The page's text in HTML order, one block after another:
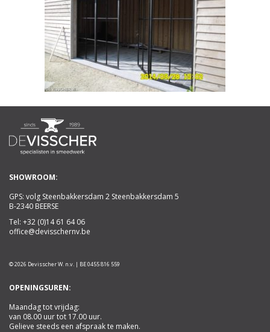
SHOWROOM:
GPS: volg Steenbakkersdam 2 Steenbakkersdam 5
B-2340 BEERSE
Tel: +32 (0)14 61 64 06
office@devisschernv.be
© 2026 Devisscher W. n.v. | BE 0455 816 559
OPENINGSUREN:
Maandag tot vrijdag:
van 08.00 uur tot 17.00 uur.
Gelieve steeds een afspraak te maken.